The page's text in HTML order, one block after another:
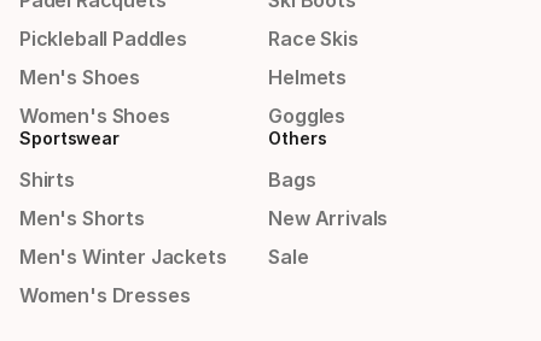
Pickleball Paddles
Men's Shoes
Women's Shoes
Race Skis
Helmets
Goggles
Sportswear
Shirts
Men's Shorts
Men's Winter Jackets
Women's Dresses
Others
Bags
New Arrivals
Sale